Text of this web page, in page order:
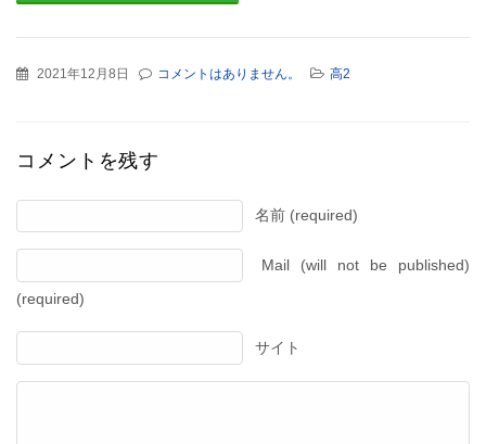
2021年12月8日 コメントはありません。 高2
コメントを残す
名前 (required)
Mail (will not be published)
(required)
サイト